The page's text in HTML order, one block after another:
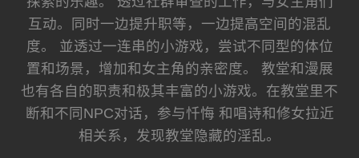
互动。同时一边提升职等，一边提高空间的混乱
度。 並透过一连串的小游戏，尝试不同型的体位
置和场景，增加和女主角的亲密度。 教堂和漫展
也有各自的职责和极其丰富的小游戏。在教堂里不
断和不同NPC对话，参与忏悔 和唱诗和修女拉近
相关系，发现教堂隐藏的淫乱。